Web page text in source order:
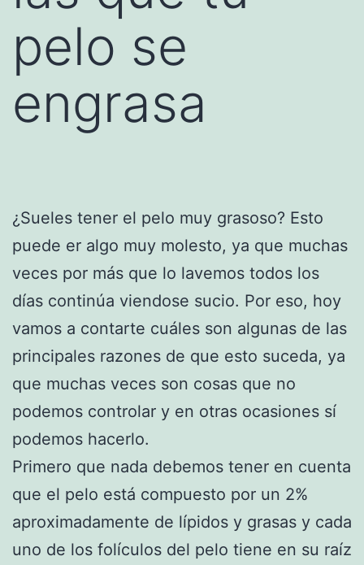
pelo se
engrasa
¿Sueles tener el pelo muy grasoso? Esto
puede er algo muy molesto, ya que muchas
veces por más que lo lavemos todos los
días continúa viendose sucio. Por eso, hoy
vamos a contarte cuáles son algunas de las
principales razones de que esto suceda, ya
que muchas veces son cosas que no
podemos controlar y en otras ocasiones sí
podemos hacerlo.
Primero que nada debemos tener en cuenta
que el pelo está compuesto por un 2%
aproximadamente de lípidos y grasas y cada
uno de los folículos del pelo tiene en su raíz